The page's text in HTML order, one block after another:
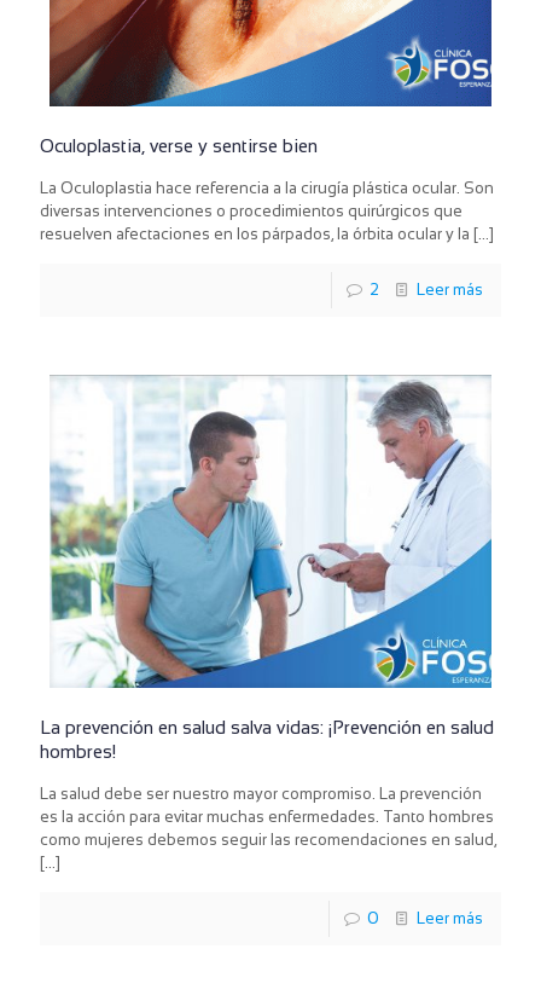
Oculoplastia, verse y sentirse bien
La Oculoplastia hace referencia a la cirugía plástica ocular. Son
diversas intervenciones o procedimientos quirúrgicos que
resuelven afectaciones en los párpados, la órbita ocular y la […]
2 Leer más
La prevención en salud salva vidas: ¡Prevención en salud
hombres!
La salud debe ser nuestro mayor compromiso. La prevención
es la acción para evitar muchas enfermedades. Tanto hombres
como mujeres debemos seguir las recomendaciones en salud,
[…]
0 Leer más